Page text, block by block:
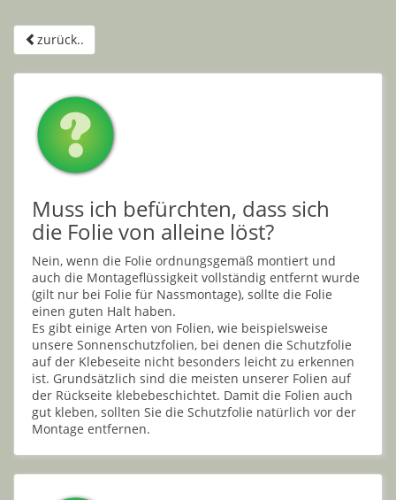
zurück..
Muss ich befürchten, dass sich
die Folie von alleine löst?
Nein, wenn die Folie ordnungsgemäß montiert und
auch die Montageflüssigkeit vollständig entfernt wurde
(gilt nur bei Folie für Nassmontage), sollte die Folie
einen guten Halt haben.
Es gibt einige Arten von Folien, wie beispielsweise
unsere Sonnenschutzfolien, bei denen die Schutzfolie
auf der Klebeseite nicht besonders leicht zu erkennen
ist. Grundsätzlich sind die meisten unserer Folien auf
der Rückseite klebebeschichtet. Damit die Folien auch
gut kleben, sollten Sie die Schutzfolie natürlich vor der
Montage entfernen.